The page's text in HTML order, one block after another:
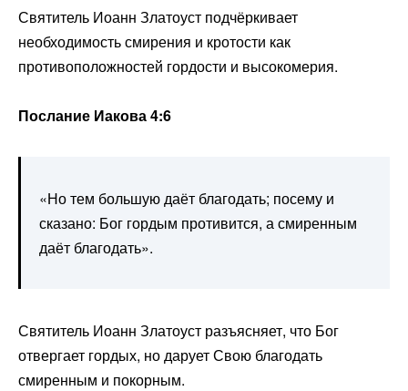
Святитель Иоанн Златоуст подчёркивает
необходимость смирения и кротости как
противоположностей гордости и высокомерия.
Послание Иакова 4:6
«Но тем большую даёт благодать; посему и
сказано: Бог гордым противится, а смиренным
даёт благодать».
Святитель Иоанн Златоуст разъясняет, что Бог
отвергает гордых, но дарует Свою благодать
смиренным и покорным.